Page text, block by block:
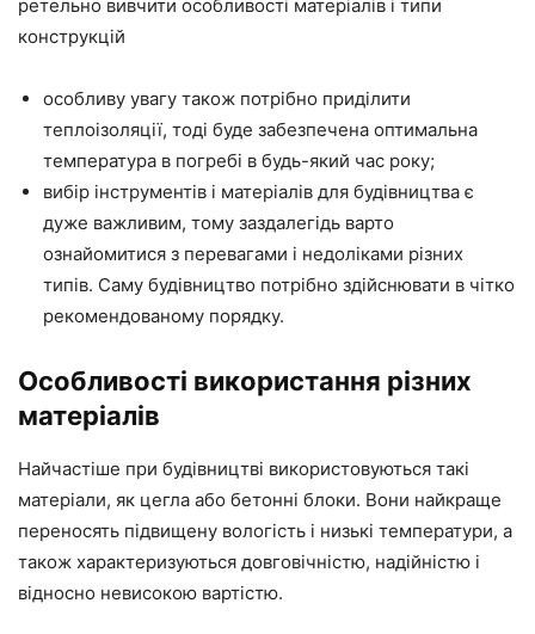
ретельно вивчити особливості матеріалів і типи
конструкцій
особливу увагу також потрібно приділити
теплоізоляції, тоді буде забезпечена оптимальна
температура в погребі в будь-який час року;
вибір інструментів і матеріалів для будівництва є
дуже важливим, тому заздалегідь варто
ознайомитися з перевагами і недоліками різних
типів. Саму будівництво потрібно здійснювати в чітко
рекомендованому порядку.
Особливості використання різних
матеріалів
Найчастіше при будівництві використовуються такі
матеріали, як цегла або бетонні блоки. Вони найкраще
переносять підвищену вологість і низькі температури, а
також характеризуються довговічністю, надійністю і
відносно невисокою вартістю.